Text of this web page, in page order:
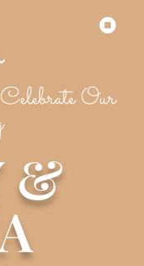
Our
&